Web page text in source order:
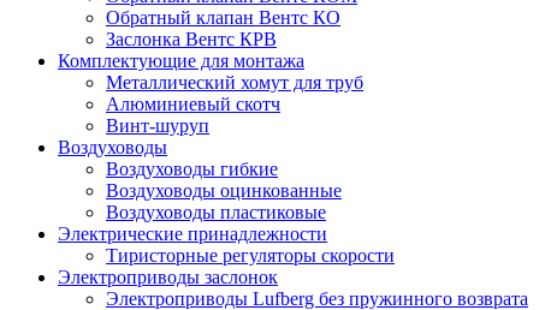
Обратный клапан Вентс КО
Заслонка Вентс КРВ
Комплектующие для монтажа
Металлический хомут для труб
Алюминиевый скотч
Винт-шуруп
Воздуховоды
Воздуховоды гибкие
Воздуховоды оцинкованные
Воздуховоды пластиковые
Электрические принадлежности
Тиристорные регуляторы скорости
Электроприводы заслонок
Электроприводы Lufberg без пружинного возврата